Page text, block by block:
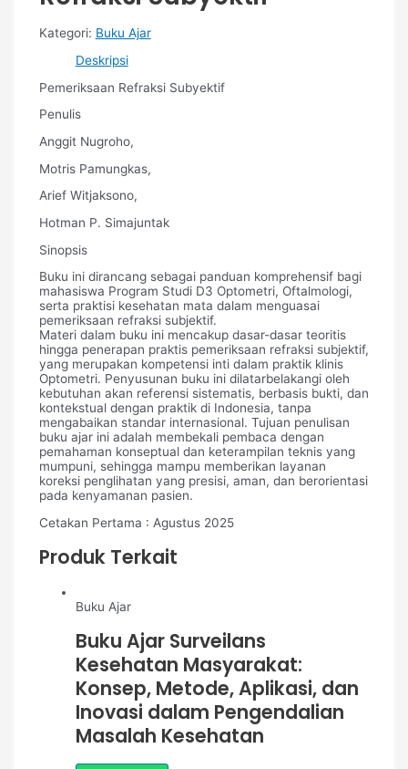
Kategori: Buku Ajar
Deskripsi
Pemeriksaan Refraksi Subyektif
Penulis
Anggit Nugroho,
Motris Pamungkas,
Arief Witjaksono,
Hotman P. Simajuntak
Sinopsis
Buku ini dirancang sebagai panduan komprehensif bagi
mahasiswa Program Studi D3 Optometri, Oftalmologi,
serta praktisi kesehatan mata dalam menguasai
pemeriksaan refraksi subjektif.
Materi dalam buku ini mencakup dasar-dasar teoritis
hingga penerapan praktis pemeriksaan refraksi subjektif,
yang merupakan kompetensi inti dalam praktik klinis
Optometri. Penyusunan buku ini dilatarbelakangi oleh
kebutuhan akan referensi sistematis, berbasis bukti, dan
kontekstual dengan praktik di Indonesia, tanpa
mengabaikan standar internasional. Tujuan penulisan
buku ajar ini adalah membekali pembaca dengan
pemahaman konseptual dan keterampilan teknis yang
mumpuni, sehingga mampu memberikan layanan
koreksi penglihatan yang presisi, aman, dan berorientasi
pada kenyamanan pasien.
Cetakan Pertama : Agustus 2025
Produk Terkait
Buku Ajar
Buku Ajar Surveilans
Kesehatan Masyarakat:
Konsep, Metode, Aplikasi, dan
Inovasi dalam Pengendalian
Masalah Kesehatan